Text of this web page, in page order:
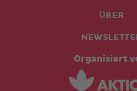
ÜBER
Organisiert